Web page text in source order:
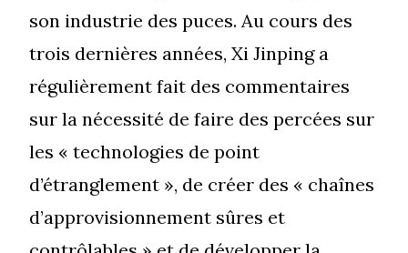
son industrie des puces. Au cours des
trois dernières années, Xi Jinping a
régulièrement fait des commentaires
sur la nécessité de faire des percées sur
les « technologies de point
d’étranglement », de créer des « chaînes
d’approvisionnement sûres et